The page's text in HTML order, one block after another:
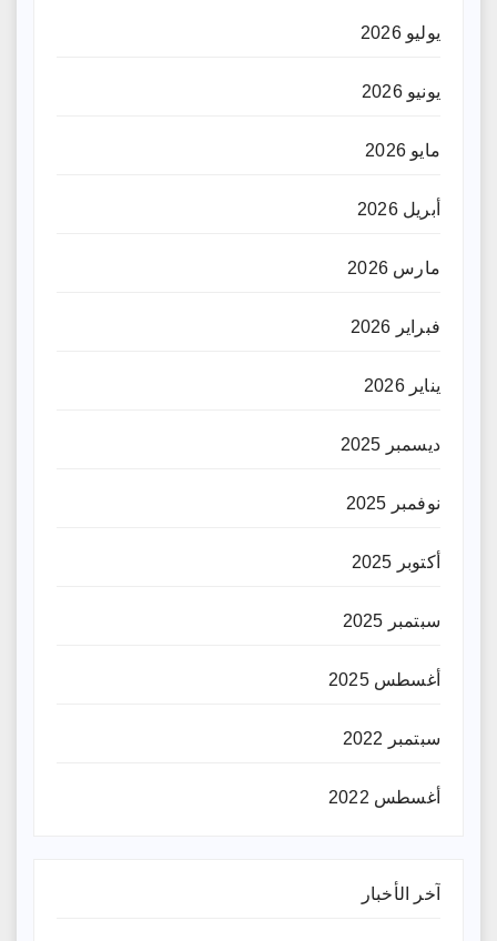
يوليو 2026
يونيو 2026
مايو 2026
أبريل 2026
مارس 2026
فبراير 2026
يناير 2026
ديسمبر 2025
نوفمبر 2025
أكتوبر 2025
سبتمبر 2025
أغسطس 2025
سبتمبر 2022
أغسطس 2022
آخر الأخبار